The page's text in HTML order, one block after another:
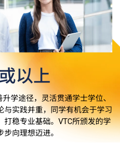
以上
学途径，灵活贯通学士学位、
与实践并重，同学有机会于学习
打稳专业基础。VTC所颁发的学
向理想迈进。